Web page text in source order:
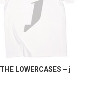
THE LOWERCASES – j